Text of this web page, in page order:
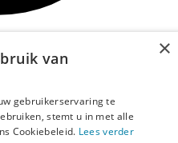
op vliegtickets bij
×
van
gebruikerservaring te
stemt u in met alle
Cookiebeleid. Lees verder